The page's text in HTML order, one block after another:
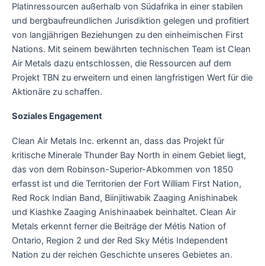
Platinressourcen außerhalb von Südafrika in einer stabilen
und bergbaufreundlichen Jurisdiktion gelegen und profitiert
von langjährigen Beziehungen zu den einheimischen First
Nations. Mit seinem bewährten technischen Team ist Clean
Air Metals dazu entschlossen, die Ressourcen auf dem
Projekt TBN zu erweitern und einen langfristigen Wert für die
Aktionäre zu schaffen.
Soziales Engagement
Clean Air Metals Inc. erkennt an, dass das Projekt für
kritische Minerale Thunder Bay North in einem Gebiet liegt,
das von dem Robinson-Superior-Abkommen von 1850
erfasst ist und die Territorien der Fort William First Nation,
Red Rock Indian Band, Biinjitiwabik Zaaging Anishinabek
und Kiashke Zaaging Anishinaabek beinhaltet. Clean Air
Metals erkennt ferner die Beiträge der Métis Nation of
Ontario, Region 2 und der Red Sky Métis Independent
Nation zu der reichen Geschichte unseres Gebietes an.